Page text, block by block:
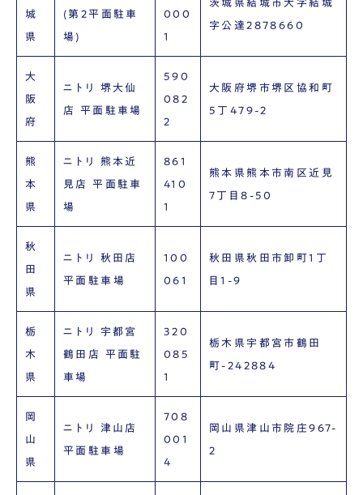
城
県
(第2平面駐車
場)
000
1
茨城県結城市大字結城
字公達2878660
大
阪
府
ニトリ 堺大仙
店 平面駐車場
590
082
2
大阪府堺市堺区協和町
5丁479-2
熊
本
県
ニトリ 熊本近
見店 平面駐車
場
861
410
1
熊本県熊本市南区近見
7丁目8-50
秋
田
県
ニトリ 秋田店
平面駐車場
100
061
秋田県秋田市卸町1丁
目1-9
栃
木
県
ニトリ 宇都宮
鶴田店 平面駐
車場
320
085
1
栃木県宇都宮市鶴田
町-242884
岡
山
県
ニトリ 津山店
平面駐車場
708
001
4
岡山県津山市院庄967-
2